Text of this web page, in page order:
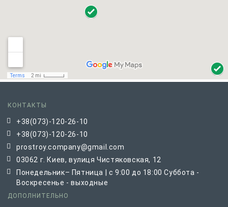
КОНТАКТЫ
+38(073)-120-26-10
+38(073)-120-26-10
prostroy.company@gmail.com
03062 г. Киев, вулиця Чистяковская, 12
Понедельник– Пятница | с 9:00 до 18:00 Суббота -
Воскресенье - выходные
ДОПОЛНИТЕЛЬНО